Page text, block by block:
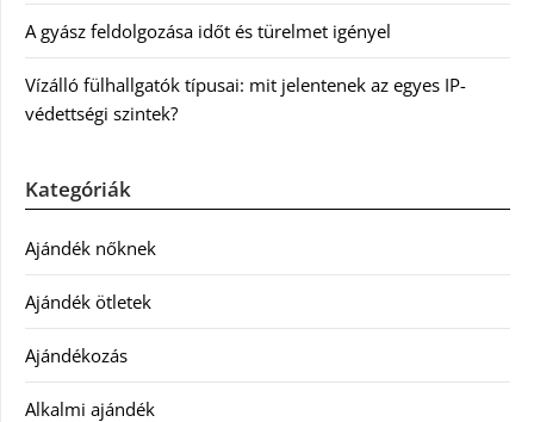
A gyász feldolgozása időt és türelmet igényel
Vízálló fülhallgatók típusai: mit jelentenek az egyes IP-
védettségi szintek?
Kategóriák
Ajándék nőknek
Ajándék ötletek
Ajándékozás
Alkalmi ajándék